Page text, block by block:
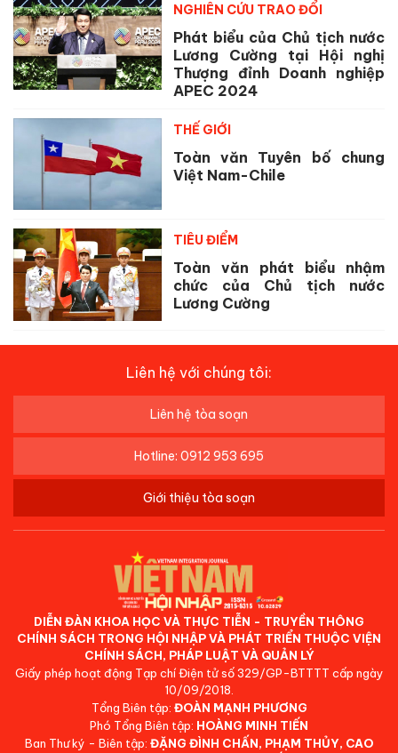
NGHIÊN CỨU TRAO ĐỔI
Phát biểu của Chủ tịch nước
Lương Cường tại Hội nghị
Thượng đỉnh Doanh nghiệp
APEC 2024
THẾ GIỚI
Toàn văn Tuyên bố chung
Việt Nam-Chile
TIÊU ĐIỂM
Toàn văn phát biểu nhậm
chức của Chủ tịch nước
Lương Cường
Liên hệ với chúng tôi:
Liên hệ tòa soạn
Hotline: 0912 953 695
Giới thiệu tòa soạn
DIỄN ĐÀN KHOA HỌC VÀ THỰC TIỄN - TRUYỀN THÔNG
CHÍNH SÁCH TRONG HỘI NHẬP VÀ PHÁT TRIỂN THUỘC VIỆN
CHÍNH SÁCH, PHÁP LUẬT VÀ QUẢN LÝ
Giấy phép hoạt động Tạp chí Điện tử số 329/GP-BTTTT cấp ngày
10/09/2018.
Tổng Biên tập: ĐOÀN MẠNH PHƯƠNG
Phó Tổng Biên tập: HOÀNG MINH TIẾN
Ban Thư ký - Biên tập: ĐẶNG ĐÌNH CHẤN, PHẠM THỦY, CAO